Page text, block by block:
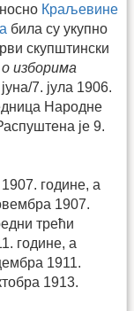
Краљевине
била су укупно
скупштински
изборима
7. јула 1906.
Народне
је 9.
године, а
1907.
трећи
године, а
1911.
1913.